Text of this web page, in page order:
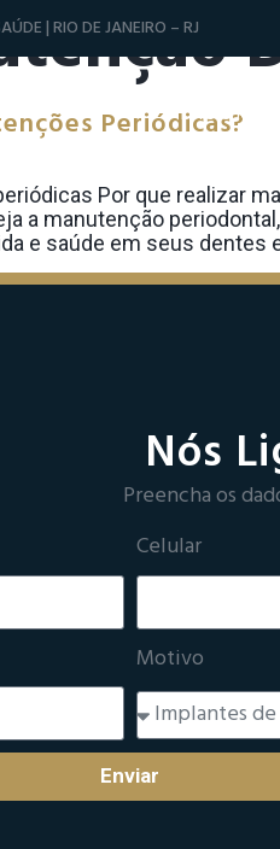
| RIO DE JANEIRO – RJ
Diferenciais
Periódicas?
Por que realizar
a manutenção
e saúde em seus dentes
Nós
Preencha os
Celular
Motivo
Enviar